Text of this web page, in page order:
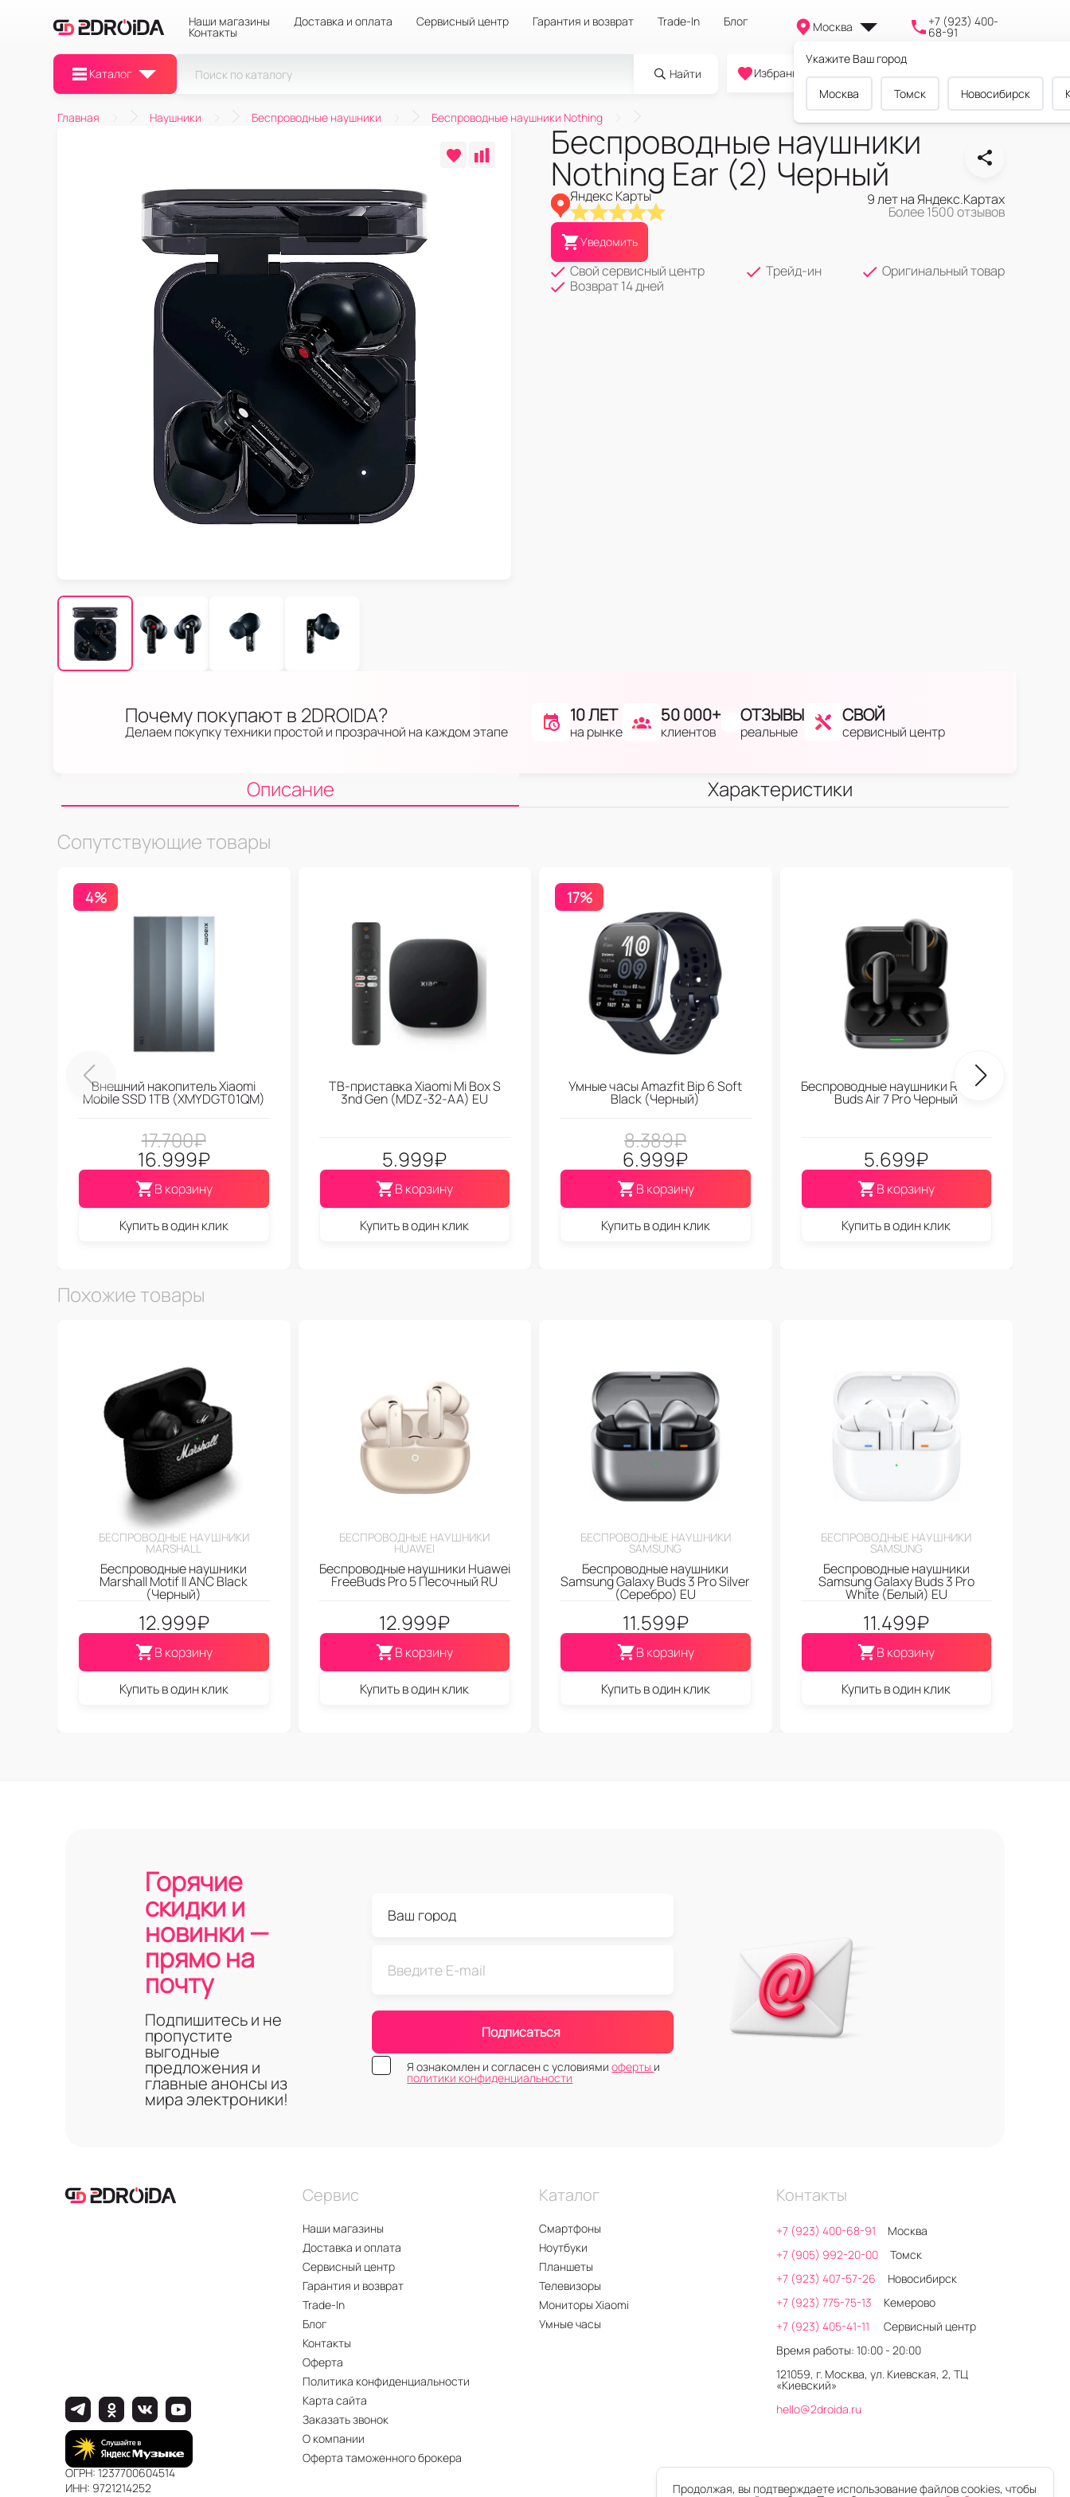
Наши магазины Доставка и оплата Сервисный центр Гарантия и возврат Trade-In Блог
Контакты Москва
Укажите Ваш город
Москва Томск Новосибирск
+7 (923) 400-
68-91
Каталог Найти
0
Избранное Cравнение Корзина
Главная Наушники Беспроводные наушники Беспроводные наушники Nothing
Беспроводные наушники
Nothing Ear (2) Черный
Яндекс Карты 9 лет на Яндекс.Картах
Более 1500 отзывов
Уведомить
Свой сервисный центр Трейд-ин
Оригинальный товар
Возврат 14 дней
Почему покупают в 2DROIDA?
Делаем покупку техники простой и прозрачной на каждом этапе
10 ЛЕТ
на рынке
50 000+
клиентов
ОТЗЫВЫ
реальные
СВОЙ
сервисный центр
Описание
Характеристики
Сопутствующие товары
4%
Внешний накопитель Xiaomi
Mobile SSD 1TB (XMYDGT01QM)
17.700₽
16.999₽
В корзину
Купить в один клик
ТВ-приставка Xiaomi Mi Box S
3nd Gen (МDZ-32-АА) EU
5.999₽
В корзину
Купить в один клик
17%
Умные часы Amazfit Bip 6 Soft
Black (Черный)
8.389₽
6.999₽
В корзину
Купить в один клик
Беспроводные наушники Realme
Buds Air 7 Pro Черный
5.699₽
В корзину
Купить в один клик
Похожие товары
БЕСПРОВОДНЫЕ НАУШНИКИ
MARSHALL
Беспроводные наушники
Marshall Motif II ANC Black
(Черный)
12.999₽
В корзину
Купить в один клик
БЕСПРОВОДНЫЕ НАУШНИКИ
HUAWEI
Беспроводные наушники Huawei
FreeBuds Pro 5 Песочный RU
12.999₽
В корзину
Купить в один клик
БЕСПРОВОДНЫЕ НАУШНИКИ
SAMSUNG
Беспроводные наушники
Samsung Galaxy Buds 3 Pro Silver
(Серебро) EU
11.599₽
В корзину
Купить в один клик
БЕСПРОВОДНЫЕ НАУШНИКИ
SAMSUNG
Беспроводные наушники
Samsung Galaxy Buds 3 Pro
White (Белый) EU
11.499₽
В корзину
Купить в один клик
Горячие
скидки и
новинки —
прямо на
почту
Подпишитесь и не
пропустите
выгодные
предложения и
главные анонсы из
мира электроники!
Подписаться
Я ознакомлен и согласен с условиямиоферты и
политики конфиденциальности
Сервис
Наши магазины
Доставка и оплата
Сервисный центр
Гарантия и возврат
Trade-In
Блог
Контакты
Оферта
Политика конфиденциальности
Карта сайта
Заказать звонок
О компании
Оферта таможенного брокера
Каталог
Смартфоны
Ноутбуки
Планшеты
Телевизоры
Мониторы Xiaomi
Умные часы
Контакты
+7 (923) 400-68-91
Москва
+7 (905) 992-20-00
Томск
+7 (923) 407-57-26
Новосибирск
+7 (923) 775-75-13
Кемерово
+7 (923) 405-41-11
Сервисный центр
Время работы: 10:00 - 20:00
121059, г. Москва, ул. Киевская, 2, ТЦ
«Киевский»
hello@2droida.ru
ОГРН: 1237700604514
ИНН: 9721214252
Продолжая, вы подтверждаете использование файлов cookies, чтобы